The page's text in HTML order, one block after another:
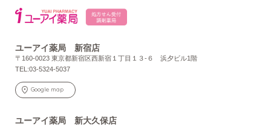
ユーアイ薬局 新宿店
〒160-0023 東京都新宿区西新宿１丁目１３-６ 浜夕ビル1階
TEL:03-5324-5037
Google map
ユーアイ薬局 新大久保店